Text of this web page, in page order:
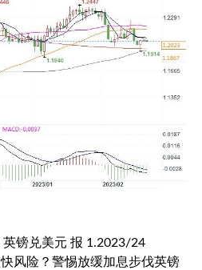
英镑兑美元 报 1.2023/24
风险？警惕放缓加息步伐英镑